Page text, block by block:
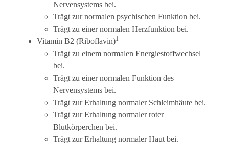
Nervensystems bei.
Trägt zur normalen psychischen Funktion bei.
Trägt zu einer normalen Herzfunktion bei.
Vitamin B2 (Riboflavin)1
Trägt zu einem normalen Energiestoffwechsel
bei.
Trägt zu einer normalen Funktion des
Nervensystems bei.
Trägt zur Erhaltung normaler Schleimhäute bei.
Trägt zur Erhaltung normaler roter
Blutkörperchen bei.
Trägt zur Erhaltung normaler Haut bei.